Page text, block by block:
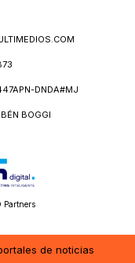
DNDA#MJ
BOGGI
Partners
de noticias